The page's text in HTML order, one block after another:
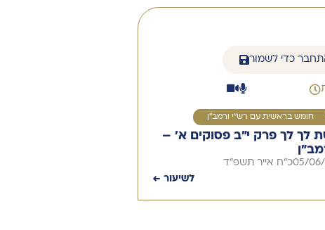
כדי לשמור
חומש בראשית עם רש"י ורמב"ן
לך לך פרק י"ב פסוקים א' –
05/06/כ"ח אייר תשפ"ד
לשיעור ←